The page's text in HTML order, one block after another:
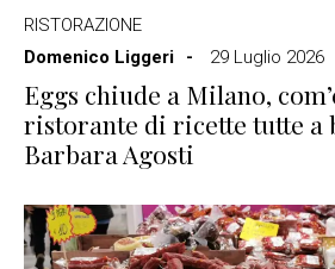
RISTORAZIONE
Domenico Liggeri
29 Luglio 2026
Eggs chiude a Milano,
ristorante di ricette tutte a
Barbara Agosti